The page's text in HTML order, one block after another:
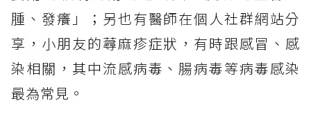
腫、發癢」；另也有醫師在個人社群網站分
享，小朋友的蕁麻疹症狀，有時跟感冒、感
染相關，其中流感病毒、腸病毒等病毒感染
最為常見。